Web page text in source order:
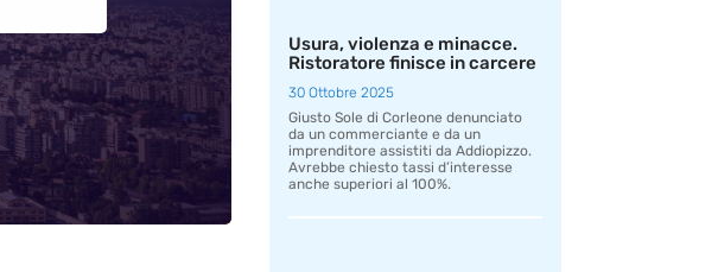
Usura, violenza e minacce.
Ristoratore finisce in carcere
30 Ottobre 2025
Giusto Sole di Corleone denunciato
da un commerciante e da un
imprenditore assistiti da Addiopizzo.
Avrebbe chiesto tassi d’interesse
anche superiori al 100%.